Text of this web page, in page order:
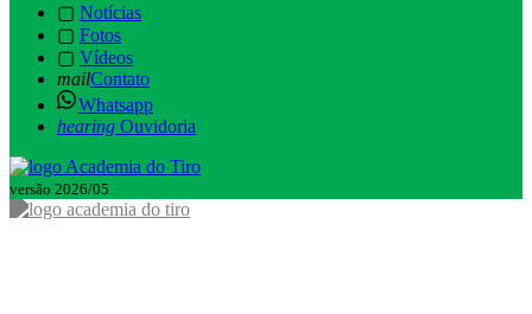
▢ Notícias
▢ Fotos
▢ Vídeos
mailContato
Whatsapp
hearing Ouvidoria
versão 2026/05